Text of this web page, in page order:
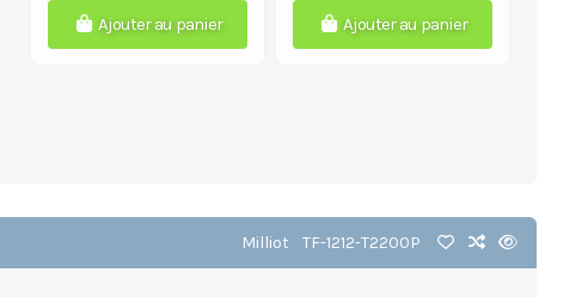
Ajouter au panier Ajouter au panier
Milliot TF-1212-T2200P